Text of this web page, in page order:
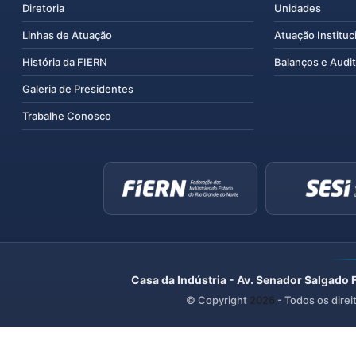
Diretoria
Linhas de Atuação
História da FIERN
Galeria de Presidentes
Trabalhe Conosco
Unidades
Atuação
Balanços e
Casa da Indústria - Av. Senador
© Copyright 2026 - Todos os